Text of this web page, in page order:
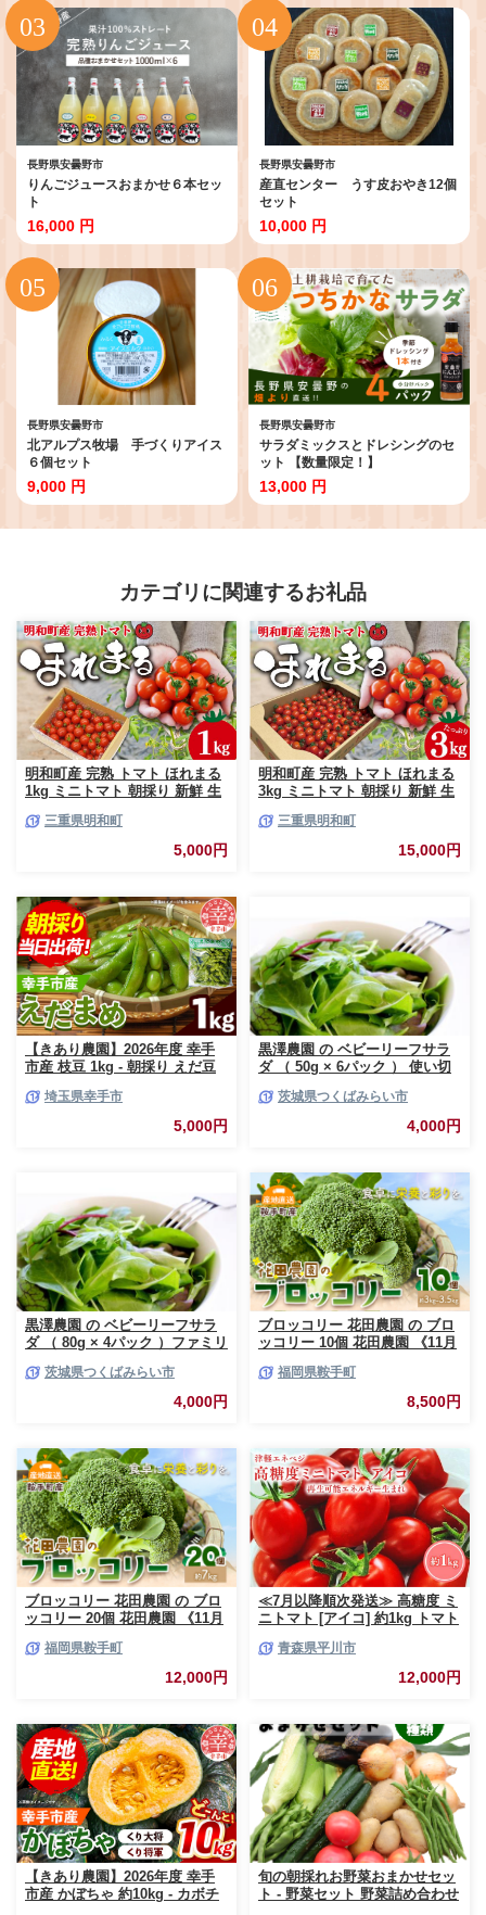
長野県安曇野市
りんごジュースおまかせ６本セッ
ト
16,000 円
長野県安曇野市
産直センター うす皮おやき12個
セット
10,000 円
長野県安曇野市
北アルプス牧場 手づくりアイス
６個セット
9,000 円
長野県安曇野市
サラダミックスとドレシングのセ
ット 【数量限定！】
13,000 円
カテゴリに関連するお礼品
明和町産 完熟 トマト ほれまる
1kg ミニトマト 朝採り 新鮮 生
三重県明和町
5,000円
明和町産 完熟 トマト ほれまる
3kg ミニトマト 朝採り 新鮮 生
三重県明和町
15,000円
【きあり農園】2026年度 幸手
市産 枝豆 1kg - 朝採り えだ豆
ブル 美味しい おいしい 豆 ずん
だ おつまみ 晩酌 枝豆ご飯 おす
すめ 送料無料 埼玉県 幸手市
埼玉県幸手市
5,000円
黒澤農園 の ベビーリーフサラ
ダ （ 50g × 6パック ） 使い切
生野菜 食べやすい 若葉 使い切
り 旬 新鮮 国産 彩り 大容量
茨城県つくばみらい市
4,000円
黒澤農園 の ベビーリーフサラ
ダ （ 80g × 4パック ）ファミリ
生野菜 食べやすい 若葉 ファミ
リー 旬 新鮮 国産 彩り 大容量
茨城県つくばみらい市
4,000円
ブロッコリー 花田農園 の ブロ
ッコリー 10個 花田農園 《11月
町 ぶろっこりー 野菜 ブロッコ
リー 産地直送 送料無料
福岡県鞍手町
8,500円
ブロッコリー 花田農園 の ブロ
ッコリー 20個 花田農園 《11月
町 ぶろっこりー 野菜 ブロッコ
リー 産地直送 送料無料
福岡県鞍手町
12,000円
≪7月以降順次発送≫ 高糖度 ミ
ニトマト [アイコ] 約1kg トマト
やさい 減農薬 お取り寄せ 青森
県 平川市 平川 【hi-0016-003】
青森県平川市
12,000円
【きあり農園】2026年度 幸手
市産 かぼちゃ 約10kg - カボチ
旬の朝採れお野菜おまかせセッ
ト - 野菜セット 野菜詰め合わせ